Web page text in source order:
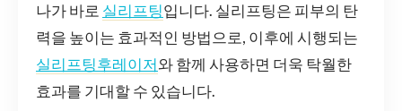
나가 바로 실리프팅입니다. 실리프팅은 피부의 탄
력을 높이는 효과적인 방법으로, 이후에 시행되는
실리프팅후레이저와 함께 사용하면 더욱 탁월한
효과를 기대할 수 있습니다.